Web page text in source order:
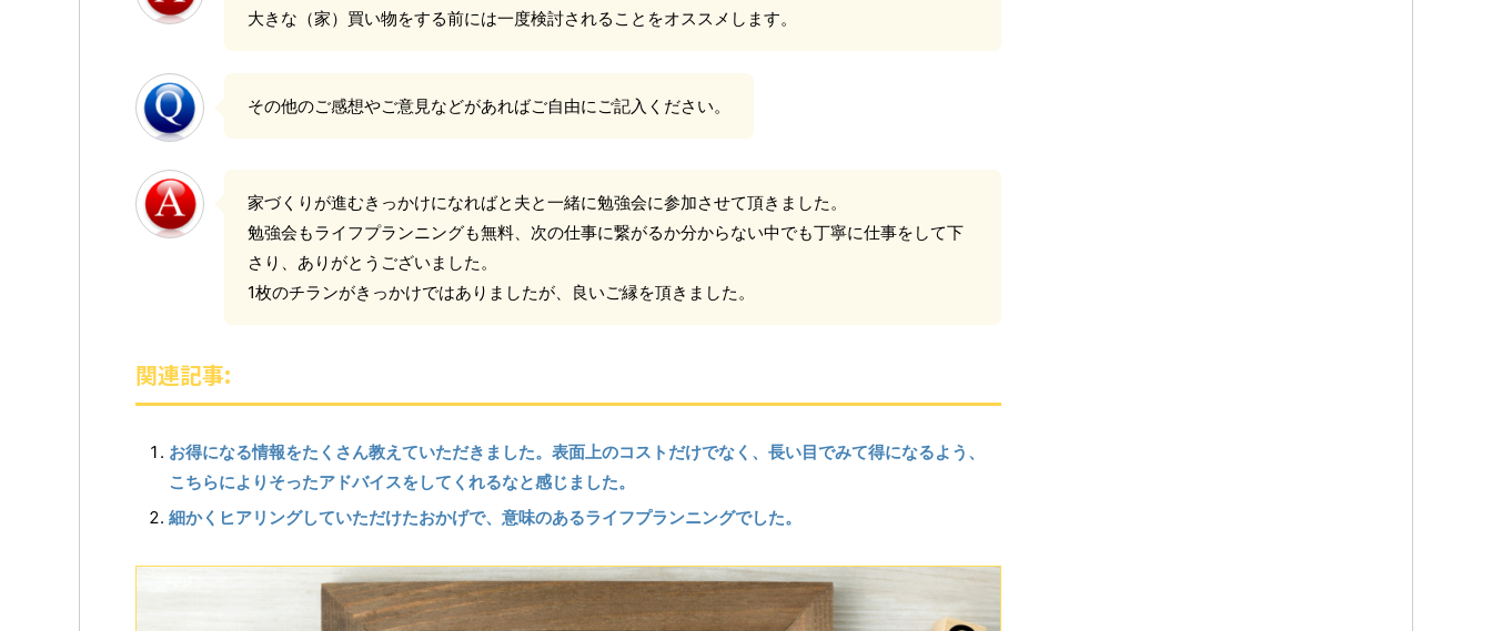
大きな（家）買い物をする前には一度検討されることをオススメします。
その他のご感想やご意見などがあればご自由にご記入ください。
家づくりが進むきっかけになればと夫と一緒に勉強会に参加させて頂きました。
勉強会もライフプランニングも無料、次の仕事に繋がるか分からない中でも丁寧に仕事をして下
さり、ありがとうございました。
1枚のチランがきっかけではありましたが、良いご縁を頂きました。
関連記事:
お得になる情報をたくさん教えていただきました。表面上のコストだけでなく、長い目でみて得になるよう、
こちらによりそったアドバイスをしてくれるなと感じました。
細かくヒアリングしていただけたおかげで、意味のあるライフプランニングでした。